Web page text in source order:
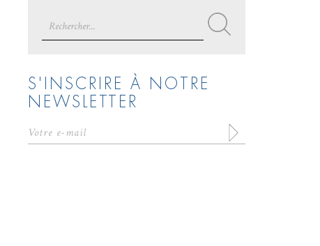
for:
S'INSCRIRE À NOTRE
NEWSLETTER